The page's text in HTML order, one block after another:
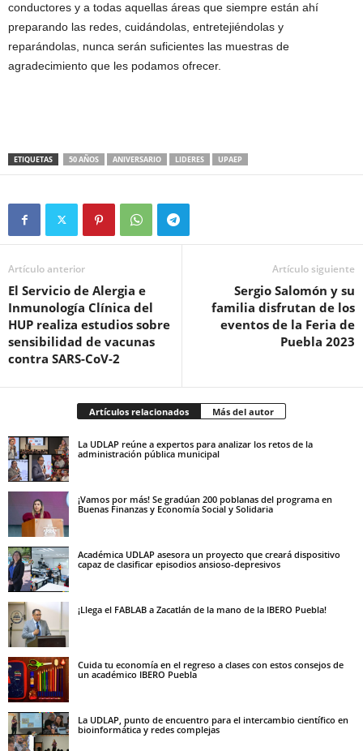
conductores y a todas aquellas áreas que siempre están ahí
preparando las redes, cuidándolas, entretejiéndolas y
reparándolas, nunca serán suficientes las muestras de
agradecimiento que les podamos ofrecer.
ETIQUETAS 50 AÑOS ANIVERSARIO LIDERES UPAEP
Artículo anterior
El Servicio de Alergia e
Inmunología Clínica del
HUP realiza estudios sobre
sensibilidad de vacunas
contra SARS-CoV-2
Artículo siguiente
Sergio Salomón y su
familia disfrutan de los
eventos de la Feria de
Puebla 2023
Artículos relacionados Más del autor
La UDLAP reúne a expertos para analizar los retos de la
administración pública municipal
¡Vamos por más! Se gradúan 200 poblanas del programa en
Buenas Finanzas y Economía Social y Solidaria
Académica UDLAP asesora un proyecto que creará dispositivo
capaz de clasificar episodios ansioso-depresivos
¡Llega el FABLAB a Zacatlán de la mano de la IBERO Puebla!
Cuida tu economía en el regreso a clases con estos consejos de
un académico IBERO Puebla
La UDLAP, punto de encuentro para el intercambio científico en
bioinformática y redes complejas